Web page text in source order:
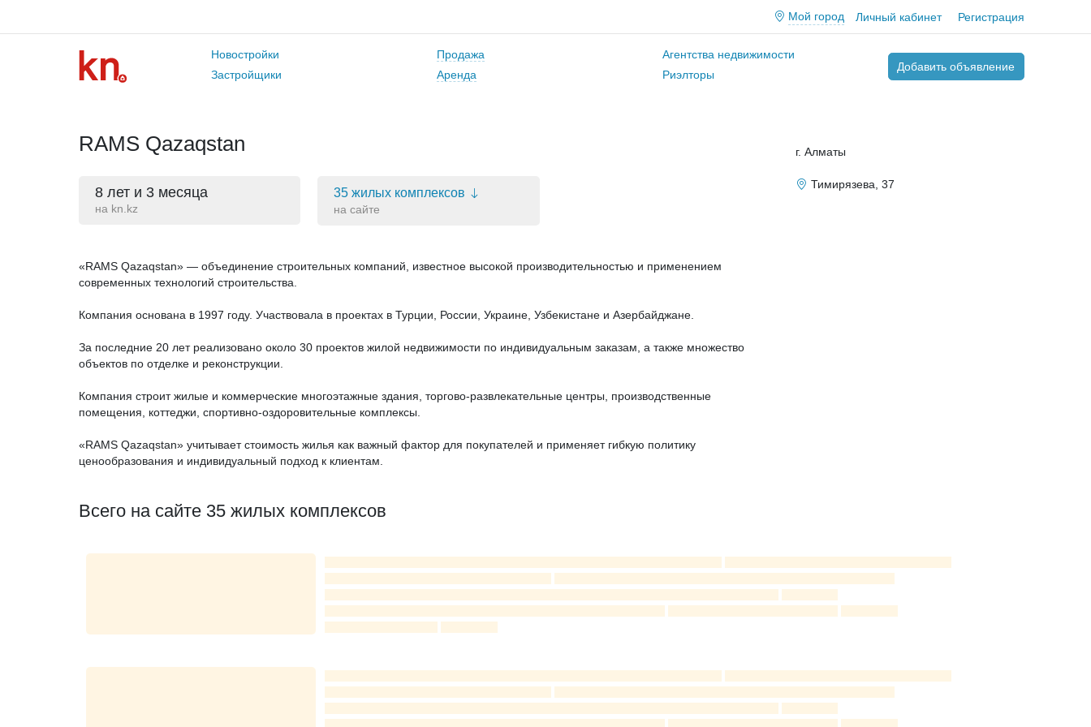
Мой город Личный кабинет Регистрация
Новостройки
Застройщики
Продажа
Аренда
Агентства недвижимости
Риэлторы
Добавить объявление
RAMS Qazaqstan
8 лет и 3 месяца
на kn.kz
35 жилых комплексов
на сайте
«RAMS Qazaqstan» — объединение строительных компаний, известное высокой производительностью и применением
современных технологий строительства.
Компания основана в 1997 году. Участвовала в проектах в Турции, России, Украине, Узбекистане и Азербайджане.
За последние 20 лет реализовано около 30 проектов жилой недвижимости по индивидуальным заказам, а также множество
объектов по отделке и реконструкции.
Компания строит жилые и коммерческие многоэтажные здания, торгово-развлекательные центры, производственные
помещения, коттеджи, спортивно-оздоровительные комплексы.
«RAMS Qazaqstan» учитывает стоимость жилья как важный фактор для покупателей и применяет гибкую политику
ценообразования и индивидуальный подход к клиентам.
г. Алматы
Тимирязева, 37
Всего на сайте 35 жилых комплексов